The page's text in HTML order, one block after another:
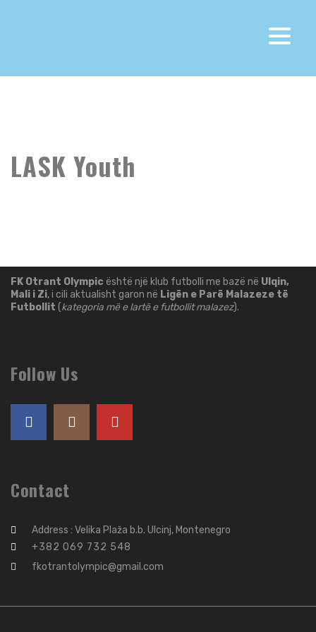
LASK Youth
FK Otrant Olympic është një klub futbolli me bazë në Ulqin,
Mali i Zi, i cili aktualisht garon në Ligën e Parë Malazeze të
Futbollit (kategoria më e lartë e futbollit malazez).
Follow Us
Contact
Address : Velika Plaža b.b. Ulcinj, Montenegro
+382 069 732 548
fkotrantolympic@gmail.com